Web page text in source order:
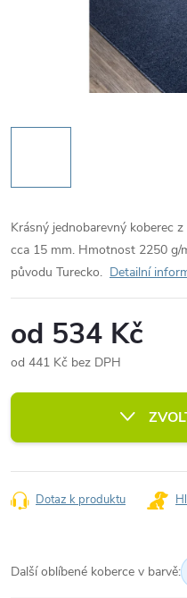
Krásný jednobarevný koberec
cca 15 mm. Hmotnost 2250 g/
původu Turecko. Detailní
od 534 Kč
od 441 Kč bez DPH
cena:
Dotaz k produktu
Další oblíbené koberce v barvě: